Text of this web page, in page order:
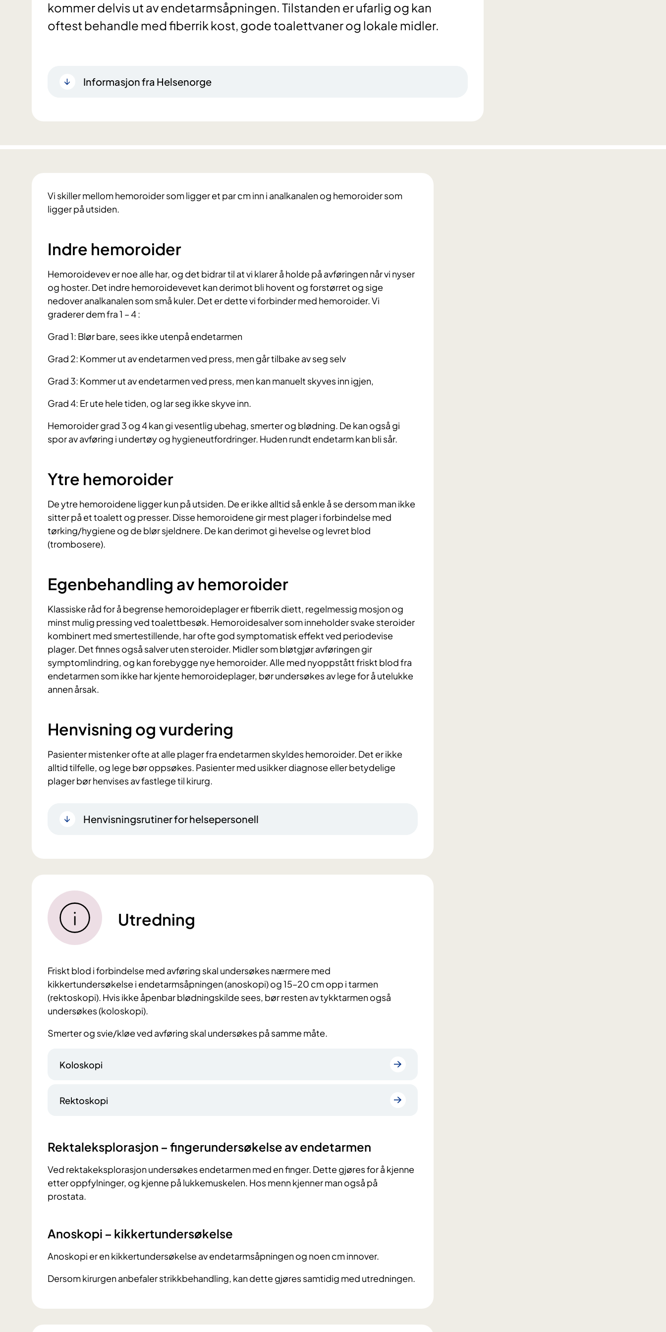
kommer delvis ut av endetarmsåpningen. Tilstanden er ufarlig og kan
oftest behandle med fiberrik kost, gode toalettvaner og lokale midler.
Informasjon fra Helsenorge
Vi skiller mellom hemoroider som ligger et par cm inn i analkanalen og hemoroider som
ligger på utsiden.
Indre hemoroider
Hemoroidevev er noe alle har, og det bidrar til at vi klarer å holde på avføringen når vi nyser
og hoster. Det indre hemoroidevevet kan derimot bli hovent og forstørret og sige
nedover analkanalen som små kuler. Det er dette vi forbinder med hemoroider. Vi
graderer dem fra 1 – 4 :
Grad 1: Blør bare, sees ikke utenpå endetarmen
Grad 2: Kommer ut av endetarmen ved press, men går tilbake av seg selv
Grad 3: Kommer ut av endetarmen ved press, men kan manuelt skyves inn igjen,
Grad 4: Er ute hele tiden, og lar seg ikke skyve inn.
Hemoroider grad 3 og 4 kan gi vesentlig ubehag, smerter og blødning. De kan også gi
spor av avføring i undertøy og hygieneutfordringer. Huden rundt endetarm kan bli sår.
Ytre hemoroider
De ytre hemoroidene ligger kun på utsiden. De er ikke alltid så enkle å se dersom man ikke
sitter på et toalett og presser. Disse hemoroidene gir mest plager i forbindelse med
tørking/hygiene og de blør sjeldnere. De kan derimot gi hevelse og levret blod
(trombosere).
Egenbehandling av hemoroider
Klassiske råd for å begrense hemoroideplager er fiberrik diett, regelmessig mosjon og
minst mulig pressing ved toalettbesøk. Hemoroidesalver som inneholder svake steroider
kombinert med smertestillende, har ofte god symptomatisk effekt ved periodevise
plager. Det finnes også salver uten steroider. Midler som bløtgjør avføringen gir
symptomlindring, og kan forebygge nye hemoroider. Alle med nyoppstått friskt blod fra
endetarmen som ikke har kjente hemoroideplager, bør undersøkes av lege for å utelukke
annen årsak.
Henvisning og vurdering
Pasienter mistenker ofte at alle plager fra endetarmen skyldes hemoroider. Det er ikke
alltid tilfelle, og lege bør oppsøkes. Pasienter med usikker diagnose eller betydelige
plager bør henvises av fastlege til kirurg.
Henvisningsrutiner for helsepersonell
Utredning
Friskt blod i forbindelse med avføring skal undersøkes nærmere med
kikkertundersøkelse i endetarmsåpningen (anoskopi) og 15–20 cm opp i tarmen
(rektoskopi). Hvis ikke åpenbar blødningskilde sees, bør resten av tykktarmen også
undersøkes (koloskopi).
Smerter og svie/kløe ved avføring skal undersøkes på samme måte.
Koloskopi
Rektoskopi
Rektaleksplorasjon – fingerundersøkelse av endetarmen
Ved rektakeksplorasjon undersøkes endetarmen med en finger. Dette gjøres for å kjenne
etter oppfylninger, og kjenne på lukkemuskelen. Hos menn kjenner man også på
prostata.
Anoskopi – kikkertundersøkelse
Anoskopi er en kikkertundersøkelse av endetarmsåpningen og noen cm innover.
Dersom kirurgen anbefaler strikkbehandling, kan dette gjøres samtidig med utredningen.